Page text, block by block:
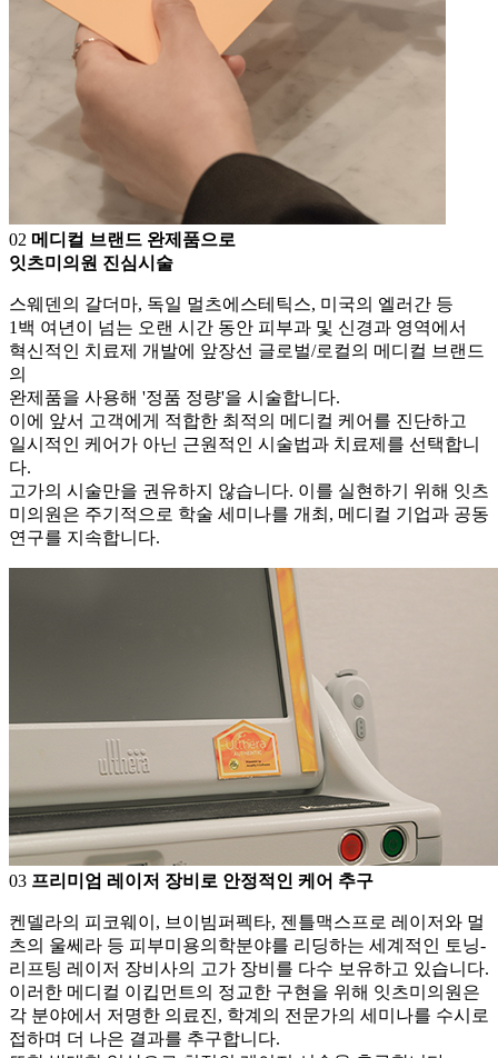
02 메디컬 브랜드 완제품으로
잇츠미의원 진심시술
스웨덴의 갈더마, 독일 멀츠에스테틱스, 미국의 엘러간 등
1백 여년이 넘는 오랜 시간 동안 피부과 및 신경과 영역에서
혁신적인 치료제 개발에 앞장선 글로벌/로컬의 메디컬 브랜드
의
완제품을 사용해 '정품 정량'을 시술합니다.
이에 앞서 고객에게 적합한 최적의 메디컬 케어를 진단하고
일시적인 케어가 아닌 근원적인 시술법과 치료제를 선택합니
다.
고가의 시술만을 권유하지 않습니다. 이를 실현하기 위해 잇츠
미의원은 주기적으로 학술 세미나를 개최, 메디컬 기업과 공동
연구를 지속합니다.
03 프리미엄 레이저 장비로 안정적인 케어 추구
켄델라의 피코웨이, 브이빔퍼펙타, 젠틀맥스프로 레이저와 멀
츠의 울쎄라 등 피부미용의학분야를 리딩하는 세계적인 토닝-
리프팅 레이저 장비사의 고가 장비를 다수 보유하고 있습니다.
이러한 메디컬 이킵먼트의 정교한 구현을 위해 잇츠미의원은
각 분야에서 저명한 의료진, 학계의 전문가의 세미나를 수시로
접하며 더 나은 결과를 추구합니다.